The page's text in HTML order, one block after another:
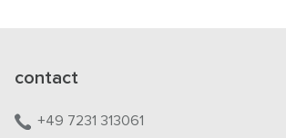
contact
+49 7231 313061